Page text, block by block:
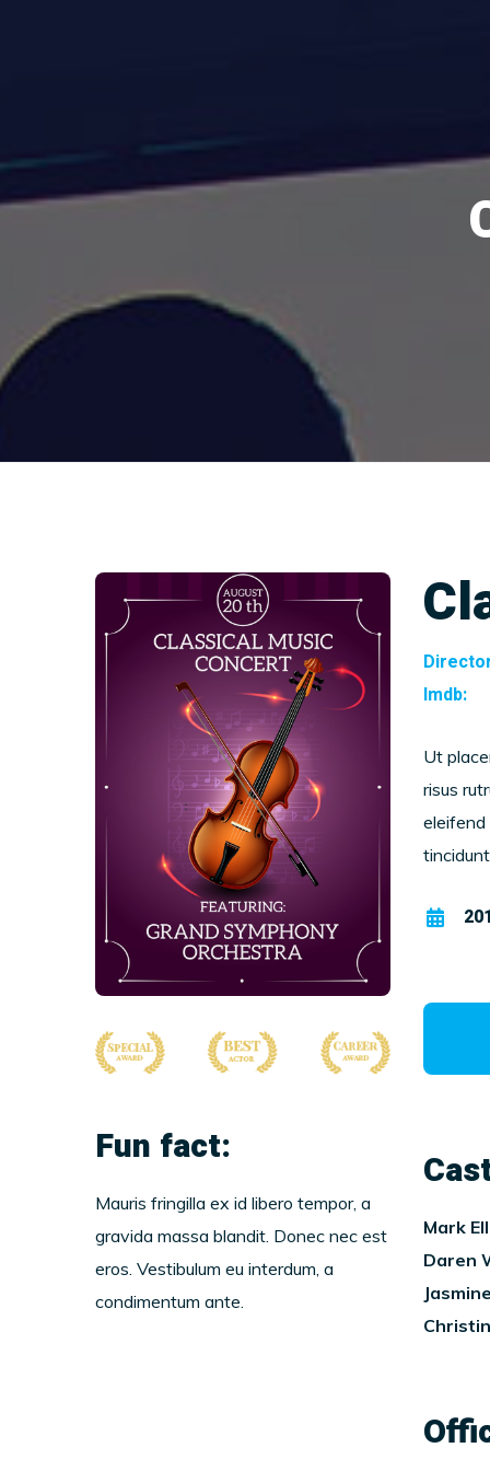
Fun fact:
Mauris fringilla ex id libero tempor, a
gravida massa blandit. Donec nec est
eros. Vestibulum eu interdum, a
condimentum ante.
Imdb:
Ut
risus
eleifend
Mark
Daren